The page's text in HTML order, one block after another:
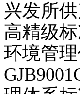
兴发所
高精级
环境管